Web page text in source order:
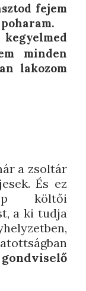
fejem
minden
lakozom
a zsoltár
És ez
költői
a ki tudja
gondviselő